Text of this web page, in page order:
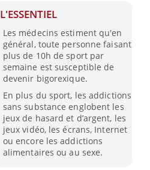
L'ESSENTIEL
Les médecins estiment qu'en
général, toute personne faisant
plus de 10h de sport par
semaine est susceptible de
devenir bigorexique.
En plus du sport, les addictions
sans substance englobent les
jeux de hasard et d’argent, les
jeux vidéo, les écrans, Internet
ou encore les addictions
alimentaires ou au sexe.